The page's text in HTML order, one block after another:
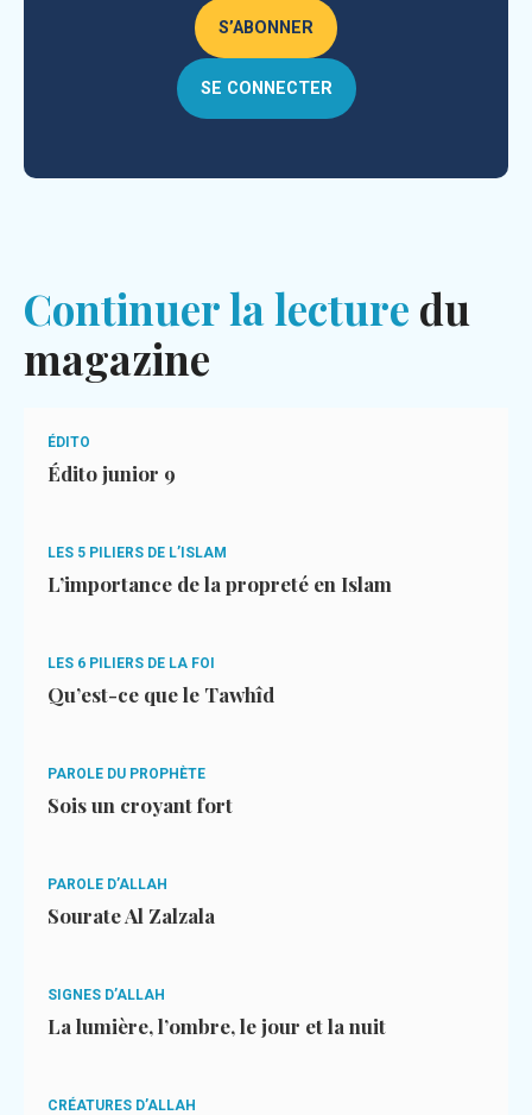
S’ABONNER
SE CONNECTER
Continuer la lecture du
magazine
ÉDITO
Édito junior 9
LES 5 PILIERS DE L’ISLAM
L’importance de la propreté en Islam
LES 6 PILIERS DE LA FOI
Qu’est-ce que le Tawhîd
PAROLE DU PROPHÈTE
Sois un croyant fort
PAROLE D’ALLAH
Sourate Al Zalzala
SIGNES D’ALLAH
La lumière, l’ombre, le jour et la nuit
CRÉATURES D’ALLAH